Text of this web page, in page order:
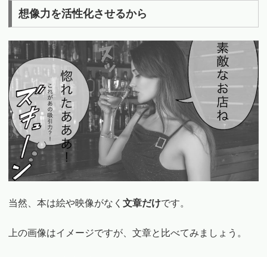
想像力を活性化させるから
当然、本は絵や映像がなく 文章だけです。
上の画像はイメージですが、文章と比べてみましょう。